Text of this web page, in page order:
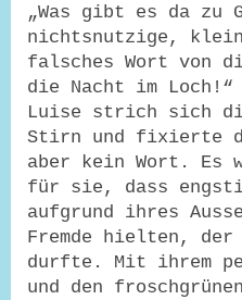
„Was gibt es da zu
nichtsnutzige,
falsches Wort von
die Nacht im Loch!“
Luise strich sich
Stirn und fixierte
aber kein Wort. Es
für sie, dass
aufgrund ihres
Fremde hielten, der
durfte. Mit ihrem
und den